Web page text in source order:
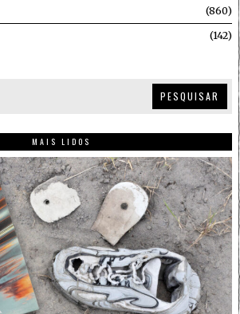
860
142
PESQUISAR
MAIS LIDOS